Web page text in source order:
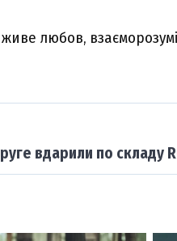
любов,
вдарили по складу